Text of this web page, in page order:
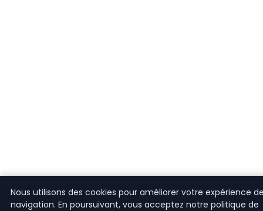
Nous utilisons des cookies pour améliorer votre expérience
navigation. En poursuivant, vous acceptez notre politique de